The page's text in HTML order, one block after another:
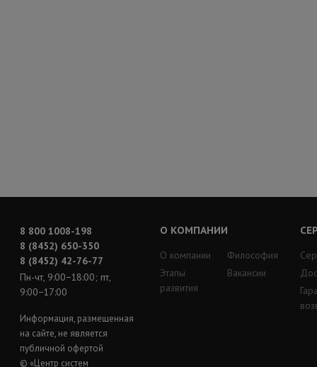
8 800 1008-198
8 (8452) 650-350
8 (8452) 42-76-77
Пн-чт, 9:00−18:00; пт,
9:00−17:00
Информация, размещенная
на сайте, не является
публичной офертой
© «Центр систем
О КОМПАНИИ
О компании
Этапы
развития
Философия
Вакансии